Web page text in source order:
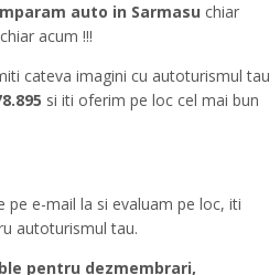
auto in Sarmasu chiar
chiar acum !!!
cateva imagini cu autoturismul tau
si iti oferim pe loc cel mai bun
pe e-mail la si evaluam pe loc, iti
autoturismul tau.
pentru dezmembrari,